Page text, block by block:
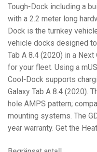
Monitor
Mounts
IntelliSkin
PRODUKTSERIE
GDS Tech
Tough-Dock including a
with a 2.2 meter long
Dock is the turnkey
vehicle docks designed
Tab A 8.4 (2020) in a
for your fleet. Using a
Cool-Dock supports
Galaxy Tab A 8.4 (2020).
hole AMPS pattern;
mounting systems. The
year warranty. Get the